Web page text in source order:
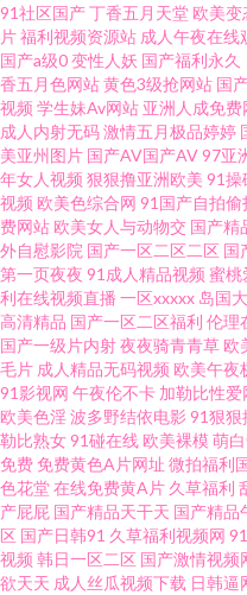
费 亚洲另类第二页久久 欧美极品
航 91次元网 日韩黄色网址 国产
VT影院 欧美在线人畜 黄色网战
妇一区二区视频 ts操逼视频 91福
精品久久成人 91东京热中文字幕
妻有码中出 午夜宅男女看片视频
列 99视频总站 综合欧美日韩国产
不卡电影 91国产老熟女 亚欧福利
2p 黄色资源46 AV福利姬在线 91
网址 天天舔夜夜撸 日韩中文字幕
91社区国产丁香五月天堂 欧美变
片福利视频资源站 成人午夜在线
国产a级0变性人妖 国产福利永久
香五月色网站黄色3级抢网站 国
视频 学生妹Av网站 亚洲人成免费
成人内射无码激情五月极品婷婷
美亚州图片 国产AV国产AV97亚
年女人视频 狠狠撸亚洲欧美 91操
视频 欧美色综合网 91国产自拍偷
费网站 欧美女人与动物交 国产精
外自慰影院 国产一区二区二区 国
第一页夜夜 91成人精品视频 蜜桃
利在线视频直播 一区xxxxx 岛国
高清精品 国产一区二区福利 伦理
国产一级片内射夜夜骑青青草 欧
毛片 成人精品无码视频 欧美午夜
91影视网 午夜伦不卡 加勒比性爱
欧美色淫波多野结依电影 91狠狠
勒比熟女91碰在线 欧美裸模萌
免费 免费黄色A片网址 微拍福利
色花堂在线免费黄A片 久草福利
产屁屁 国产精品天干天 国产精品
区 国产日韩91 久草福利视频网
视频 韩日一区二区 国产激情视频
欲天天 成人丝瓜视频下载 日韩逼